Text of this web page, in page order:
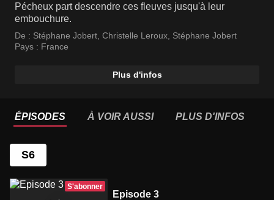
Pécheux part descendre ces fleuves jusqu'à leur
embouchure.
De : Stéphane Jobert Christelle Leroux Stéphane Jobert
Pays : France
Plus d'infos
ÉPISODES À VOIR AUSSI PLUS D'INFOS
S6
S'abonner
Episode 3